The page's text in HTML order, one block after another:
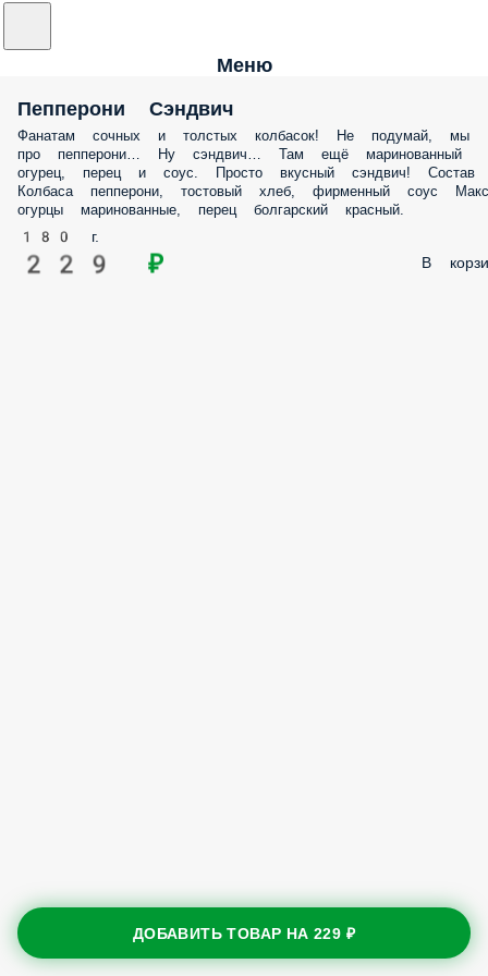
Меню
Пепперони Сэндвич
Фанатам сочных и толстых колбасок! Не подумай, мы
про пепперони… Ну сэндвич… Там ещё маринованный
огурец, перец и соус. Просто вкусный сэндвич! Состав
Колбаса пепперони, тостовый хлеб, фирменный соус
огурцы маринованные, перец болгарский красный.
180 г.
229 ₽ В
ДОБАВИТЬ ТОВАР НА229 ₽